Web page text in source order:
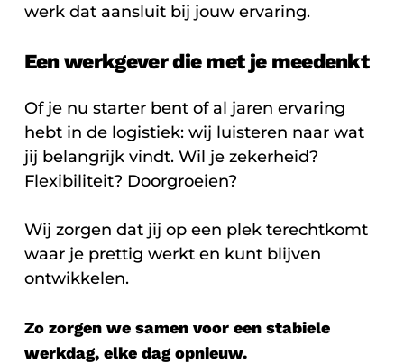
werk dat aansluit bij jouw ervaring.
Een werkgever die met je meedenkt
Of je nu starter bent of al jaren ervaring
hebt in de logistiek: wij luisteren naar wat
jij belangrijk vindt. Wil je zekerheid?
Flexibiliteit? Doorgroeien?
Wij zorgen dat jij op een plek terechtkomt
waar je prettig werkt en kunt blijven
ontwikkelen.
Zo zorgen we samen voor een stabiele
werkdag, elke dag opnieuw.